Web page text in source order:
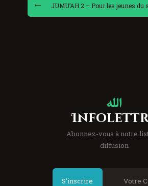
JUMU’AH 2 – Pour les jeunes du
Abonnez-vous à notre
diffusion
S'inscrire